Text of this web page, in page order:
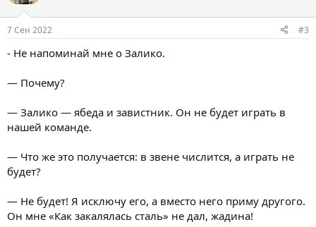
7 Сен 2022 #3
- Не напоминай мне о Залико.
— Почему?
— Залико — ябеда и завистник. Он не будет играть в
нашей команде.
— Что же это получается: в звене числится, а играть не
будет?
— Не будет! Я исключу его, а вместо него приму другого.
Он мне «Как закалялась сталь» не дал, жадина!